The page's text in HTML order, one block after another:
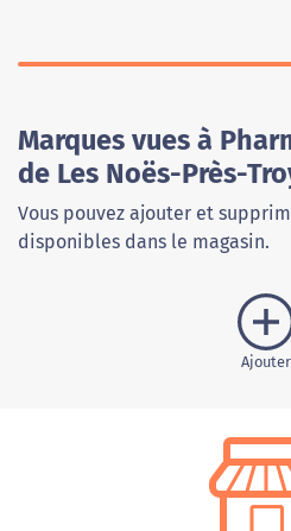
Marques vues à
de Les Noës-Près-
Vous pouvez ajouter et
disponibles dans le magasin.
Ajouter